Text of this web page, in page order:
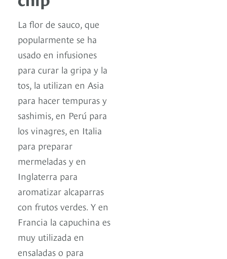
La flor de sauco, que
popularmente se ha
usado en infusiones
para curar la gripa y la
tos, la utilizan en Asia
para hacer tempuras y
sashimis, en Perú para
los vinagres, en Italia
para preparar
mermeladas y en
Inglaterra para
aromatizar alcaparras
con frutos verdes. Y en
Francia la capuchina es
muy utilizada en
ensaladas o para